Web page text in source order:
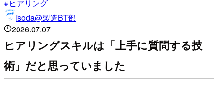
ヒアリング
Isoda@製造BT部
2026.07.07
ヒアリングスキルは「上手に質問する技
術」だと思っていました